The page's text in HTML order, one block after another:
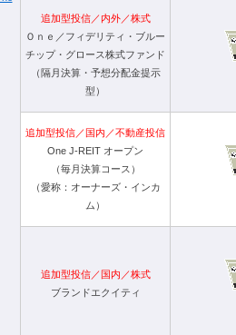
追加型投信／内外／株式
Ｏｎｅ／フィデリティ・ブルー
チップ・グロース株式ファンド
（隔月決算・予想分配金提示
型）
追加型投信／国内／不動産投信
One J-REIT オープン
（毎月決算コース）
（愛称：オーナーズ・インカ
ム）
追加型投信／国内／株式
ブランドエクイティ